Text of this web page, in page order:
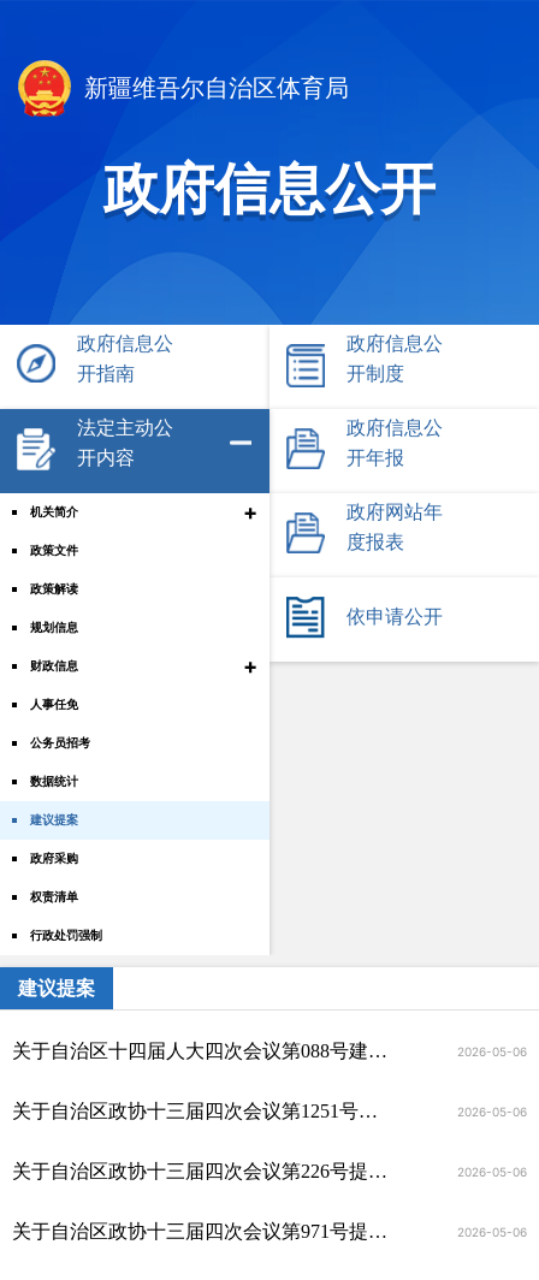
新疆维吾尔自治区体育局
政府信息公开
政府信息公
开指南
政府信息公
开制度
法定主动公
开内容
机关简介 +
政策文件
政策解读
规划信息
财政信息 +
人事任免
公务员招考
数据统计
建议提案
政府采购
权责清单
行政处罚强制
政府信息公
开年报
政府网站年
度报表
依申请公开
建议提案
关于自治区十四届人大四次会议第088号建议的答复 2026-05-06
关于自治区政协十三届四次会议第1251号提案的答复 2026-05-06
关于自治区政协十三届四次会议第226号提案的答复 2026-05-06
关于自治区政协十三届四次会议第971号提案的答复 2026-05-06